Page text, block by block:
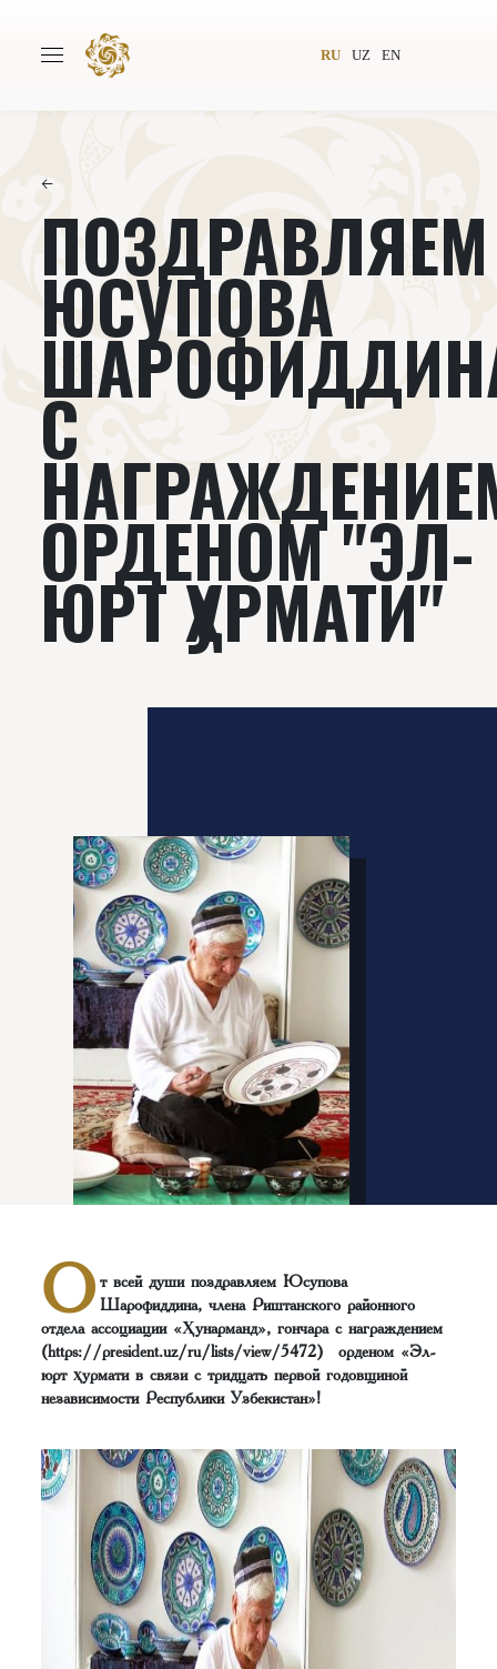
RU UZ EN
Всемирное общество
Издательство Новости
Подкасты
Книги Видеолекторий
←
ПОЗДРАВЛЯЕМ
ЮСУПОВА
С
ОРДЕНОМ "ЭЛ-
ЮРТ ҲУРМАТИ"
О т всей души поздравляем Юсупова
Шарофиддина, члена Риштанского районного
отдела ассоциации «Ҳунарманд», гончара с награждением
(https://president.uz/ru/lists/view/5472) орденом «Эл-
юрт ҳурмати в связи с тридцать первой годовщиной
независимости Республики Узбекистан»!